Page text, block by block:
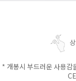
* 개봉시 부드러운 사용감